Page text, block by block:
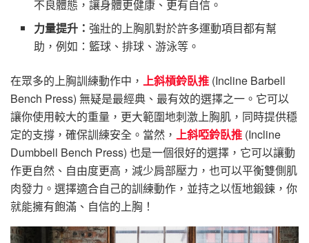
不良體態，讓身體更健康、更有自信。
力量提升：強壯的上胸肌對於許多運動項目都有幫
助，例如：籃球、排球、游泳等。
在眾多的上胸訓練動作中， 上斜槓鈴臥推 (Incline Barbell
Bench Press) 無疑是最經典、最有效的選擇之一。它可以
讓你使用較大的重量，更大範圍地刺激上胸肌，同時提供穩
定的支撐，確保訓練安全。當然， 上斜啞鈴臥推 (Incline
Dumbbell Bench Press) 也是一個很好的選擇，它可以讓動
作更自然、自由度更高，減少肩部壓力，也可以平衡雙側肌
肉發力。選擇適合自己的訓練動作，並持之以恆地鍛鍊，你
就能擁有飽滿、自信的上胸！